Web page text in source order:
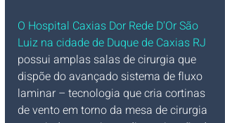
O Hospital Caxias Dor Rede D'Or São
Luiz na cidade de Duque de Caxias RJ
possui amplas salas de cirurgia que
dispõe do avançado sistema de fluxo
laminar – tecnologia que cria cortinas
de vento em torno da mesa de cirurgia